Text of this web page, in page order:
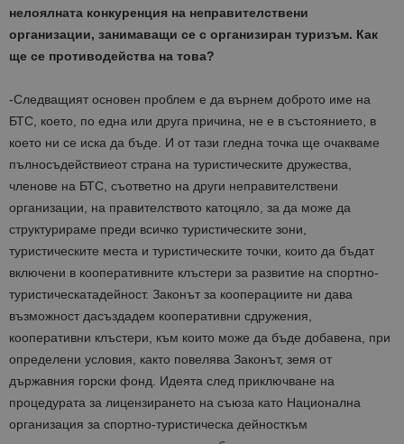
нелоялната конкуренция на неправителствени
организации, занимаващи се с организиран туризъм. Как
ще се противодейства на това?
-Следващият основен проблем е да върнем доброто име на
БТС, което, по една или друга причина, не е в състоянието, в
което ни се иска да бъде. И от тази гледна точка ще очакваме
пълносъдействиеот страна на туристическите дружества,
членове на БТС, съответно на други неправителствени
организации, на правителството катоцяло, за да може да
структурираме преди всичко туристическите зони,
туристическите места и туристическите точки, които да бъдат
включени в кооперативните клъстери за развитие на спортно-
туристическатадейност. Законът за кооперациите ни дава
възможност дасъздадем кооперативни сдружения,
кооперативни клъстери, към които може да бъде добавена, при
определени условия, както повелява Законът, земя от
държавния горски фонд. Идеята след приключване на
процедурата за лицензирането на съюза като Национална
организация за спортно-туристическа дейносткъм